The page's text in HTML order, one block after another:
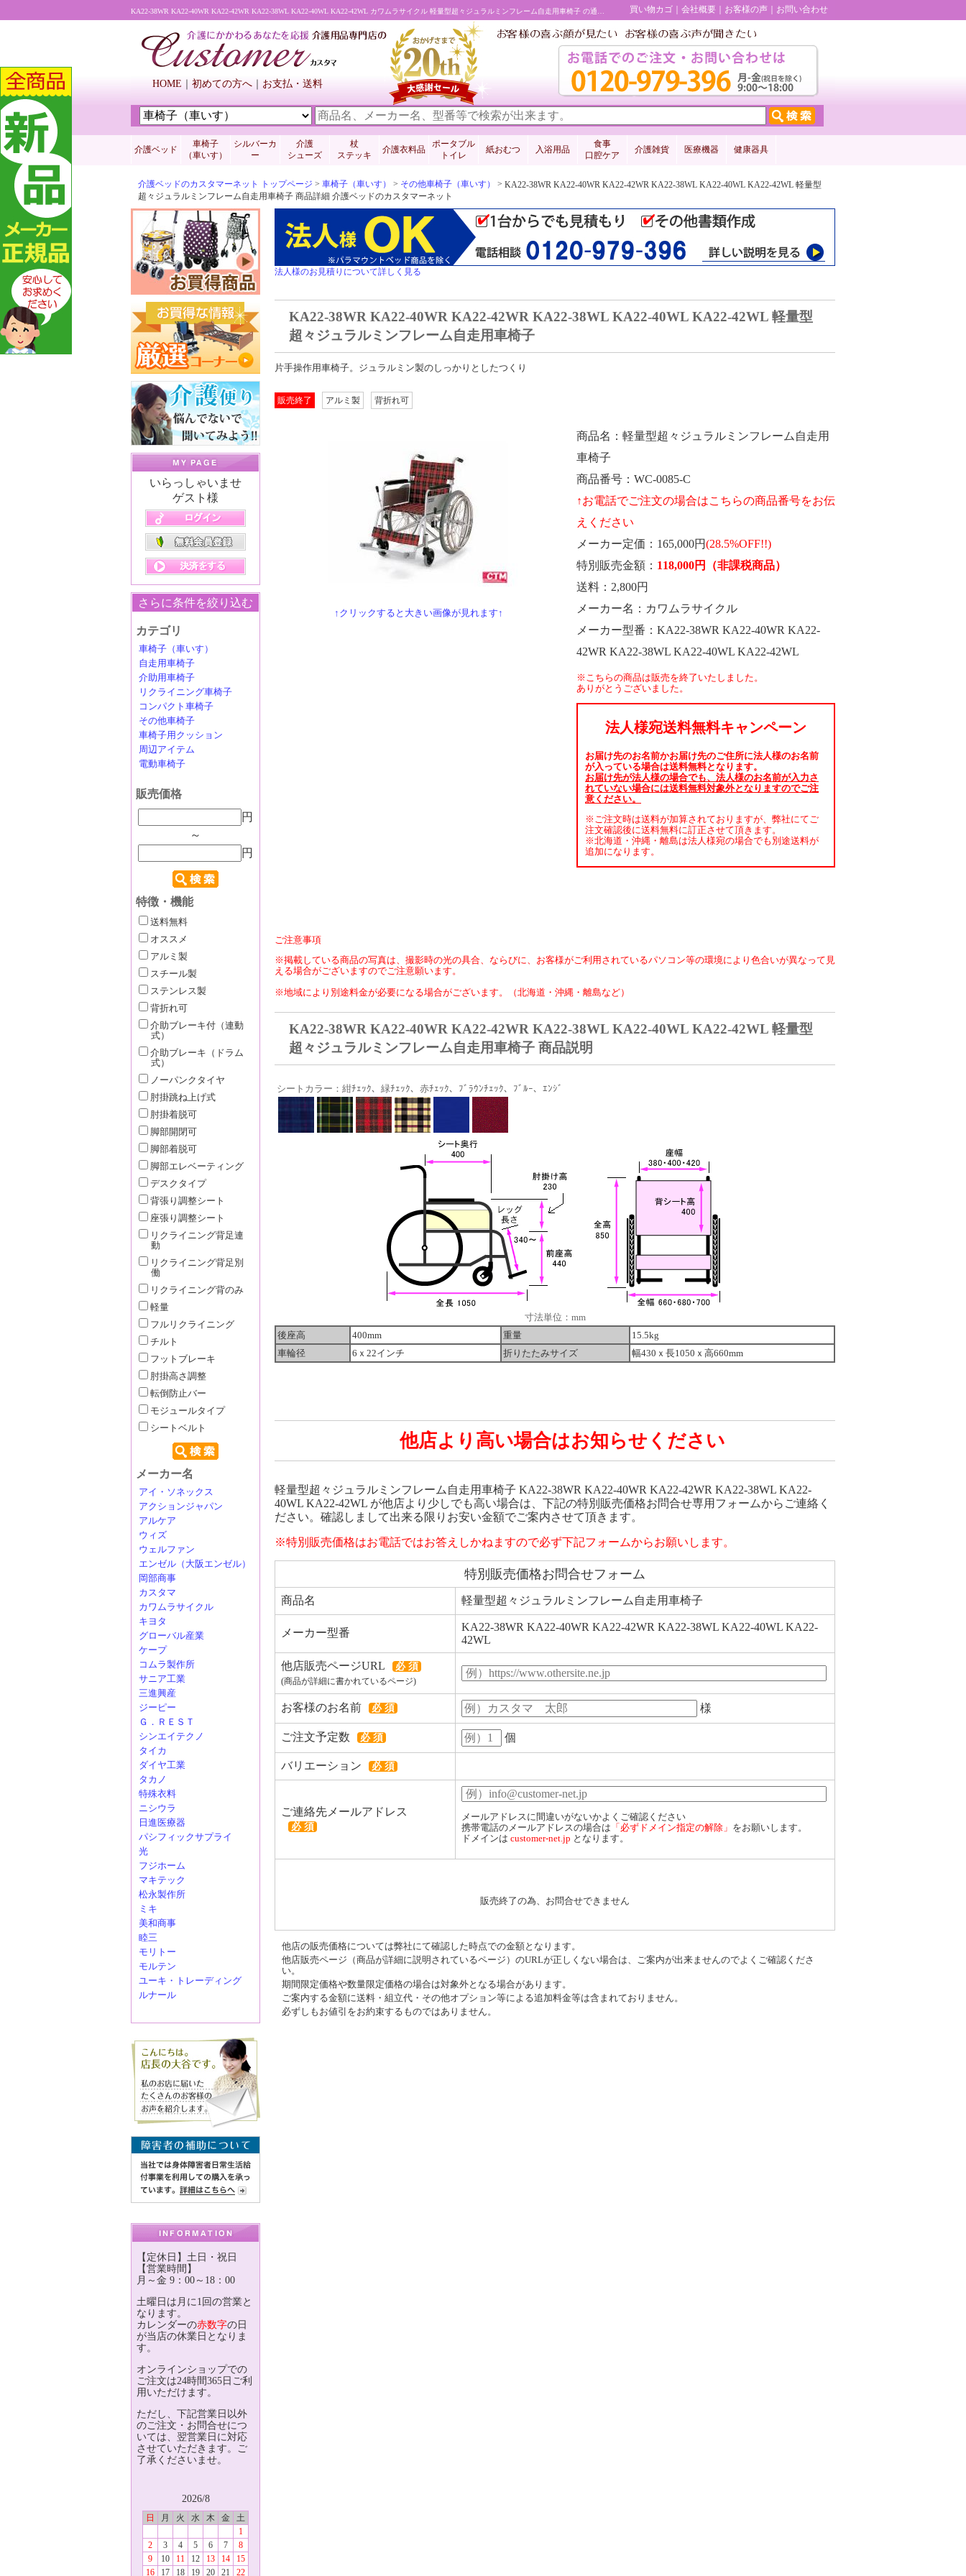
買い物カゴ 会社概要 お客様の声 お問い合わせ
HOME 初めての方へ お支払・送料
介護ベッド
車椅子
（車いす）
シルバーカ
ー
介護
シューズ
杖
ステッキ
介護衣料品
ポータブル
トイレ
紙おむつ 入浴用品
食事
口腔ケア
介護雑貨 医療機器 健康器具
介護ベッドのカスタマーネット トップページ > 車椅子（車いす） > その他車椅子（車いす） > KA22-38WR KA22-40WR KA22-42WR KA22-38WL KA22-40WL KA22-42WL 軽量型
超々ジュラルミンフレーム自走用車椅子 商品詳細 介護ベッドのカスタマーネット
いらっしゃいませ
ゲスト様
さらに条件を絞り込む
カテゴリ
車椅子（車いす）
自走用車椅子
介助用車椅子
リクライニング車椅子
コンパクト車椅子
その他車椅子
車椅子用クッション
周辺アイテム
電動車椅子
販売価格
円
～
円
特徴・機能
送料無料
オススメ
アルミ製
スチール製
ステンレス製
背折れ可
介助ブレーキ付（連動
式）
介助ブレーキ（ドラム
式）
ノーパンクタイヤ
肘掛跳ね上げ式
肘掛着脱可
脚部開閉可
脚部着脱可
脚部エレベーティング
デスクタイプ
背張り調整シート
座張り調整シート
リクライニング背足連
動
リクライニング背足別
働
リクライニング背のみ
軽量
フルリクライニング
チルト
フットブレーキ
肘掛高さ調整
転倒防止バー
モジュールタイプ
シートベルト
メーカー名
アイ・ソネックス
アクションジャパン
アルケア
ウィズ
ウェルファン
エンゼル（大阪エンゼル）
岡部商事
カスタマ
カワムラサイクル
キヨタ
グローバル産業
ケープ
コムラ製作所
サニア工業
三進興産
ジーピー
Ｇ．ＲＥＳＴ
シンエイテクノ
タイカ
ダイヤ工業
タカノ
特殊衣料
ニシウラ
日進医療器
パシフィックサプライ
光
フジホーム
マキテック
松永製作所
ミキ
美和商事
睦三
モリトー
モルテン
ユーキ・トレーディング
ルナール
【定休日】土日・祝日
【営業時間】
月～金 9：00～18：00
土曜日は月に1回の営業と
なります。
カレンダーの赤数字の日
が当店の休業日となりま
す。
オンラインショップでの
ご注文は24時間365日ご利
用いただけます。
ただし、下記営業日以外
のご注文・お問合せにつ
いては、翌営業日に対応
させていただきます。ご
了承くださいませ。
2026/8
日 月 火 水 木 金
土
1
2
3 4 5 6 7
8
9
10 11 12 13 14
15
16
17 18 19 20 21 22
法人様のお見積りについて詳しく見る
KA22-38WR KA22-40WR KA22-42WR KA22-38WL KA22-40WL KA22-42WL 軽量型
超々ジュラルミンフレーム自走用車椅子
片手操作用車椅子。ジュラルミン製のしっかりとしたつくり
販売終了 アルミ製 背折れ可
↑クリックすると大きい画像が見れます↑
商品名
軽量型超々ジュラルミンフレーム自走用
車椅子
商品番号
WC-0085-C
メーカー定価 165,000円(28.5%OFF!!)
特別販売金額
118,000円
（非課税商品）
送料
2,800円
メーカー名
カワムラサイクル
メーカー型番
KA22-38WR KA22-40WR KA22-
42WR KA22-38WL KA22-40WL KA22-42WL
※こちらの商品は販売を終了いたしました。
ありがとうございました。
法人様宛送料無料キャンペーン
お届け先のお名前かお届け先のご住所に法人様のお名前
が入っている場合は送料無料となります。
お届け先が法人様の場合でも、法人様のお名前が入力さ
れていない場合には送料無料対象外となりますのでご注
意ください。
※ご注文時は送料が加算されておりますが、弊社にてご
注文確認後に送料無料に訂正させて頂きます。
※北海道・沖縄・離島は法人様宛の場合でも別途送料が
追加になります。
ご注意事項
※掲載している商品の写真は、撮影時の光の具合、ならびに、お客様がご利用されているパソコン等の環境により色合いが異なって見
える場合がございますのでご注意願います。
※地域により別途料金が必要になる場合がございます。（北海道・沖縄・離島など）
KA22-38WR KA22-40WR KA22-42WR KA22-38WL KA22-40WL KA22-42WL 軽量型
超々ジュラルミンフレーム自走用車椅子 商品説明
シートカラー：紺ﾁｪｯｸ、緑ﾁｪｯｸ、赤ﾁｪｯｸ、ﾌﾞﾗｳﾝﾁｪｯｸ、ﾌﾞﾙｰ、ｴﾝｼﾞ
寸法単位：mm
後座高
400mm 重量
15.5kg
車輪径
6ｘ22インチ 折りたたみサイズ 幅430ｘ長1050ｘ高660mm
他店より高い場合はお知らせください
軽量型超々ジュラルミンフレーム自走用車椅子 KA22-38WR KA22-40WR KA22-42WR KA22-38WL KA22-
40WL KA22-42WL が他店より少しでも高い場合は、下記の特別販売価格お問合せ専用フォームからご連絡く
ださい。確認しまして出来る限りお安い金額でご案内させて頂きます。
※特別販売価格はお電話ではお答えしかねますので必ず下記フォームからお願いします。
特別販売価格お問合せフォーム
商品名 軽量型超々ジュラルミンフレーム自走用車椅子
メーカー型番
KA22-38WR KA22-40WR KA22-42WR KA22-38WL KA22-40WL KA22-
42WL
他店販売ページURL 必 須
(商品が詳細に書かれているページ)
お客様のお名前 必 須 様
ご注文予定数 必 須 個
バリエーション 必 須
ご連絡先メールアドレス
必 須
メールアドレスに間違いがないかよくご確認ください
携帯電話のメールアドレスの場合は 「必ずドメイン指定の解除」 をお願いします。
ドメインは customer-net.jp となります。
販売終了の為、お問合せできません
他店の販売価格については弊社にて確認した時点での金額となります。
他店販売ページ（商品が詳細に説明されているページ）のURLが正しくない場合は、ご案内が出来ませんのでよくご確認くださ
い。
期間限定価格や数量限定価格の場合は対象外となる場合があります。
ご案内する金額に送料・組立代・その他オプション等による追加料金等は含まれておりません。
必ずしもお値引をお約束するものではありません。